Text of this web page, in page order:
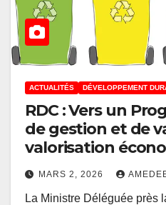
ACTUALITÉS DÉVELOPPEMENT
RDC : Vers un
de gestion et de
valorisation
déchets
MARS 2, 2026
La Ministre Déléguée près